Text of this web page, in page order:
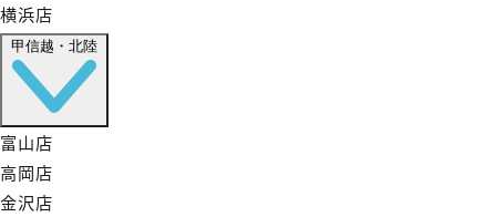
横浜店
甲信越・北陸
富山店
高岡店
金沢店